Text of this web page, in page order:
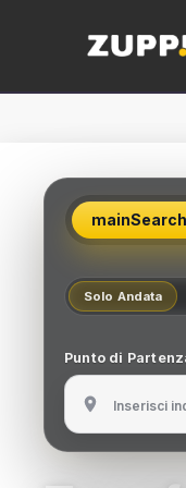
Solo Andata
Punto di